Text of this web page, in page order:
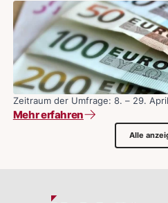
eher gut ein
Zeitraum der Umfrage: 8. – 29.
Mehr erfahren
Alle